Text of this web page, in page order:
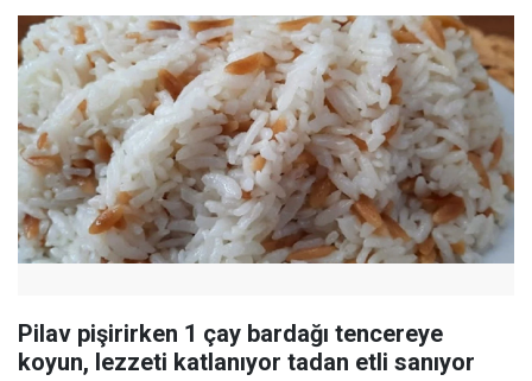
Pilav pişirirken 1 çay bardağı tencereye
koyun, lezzeti katlanıyor tadan etli sanıyor